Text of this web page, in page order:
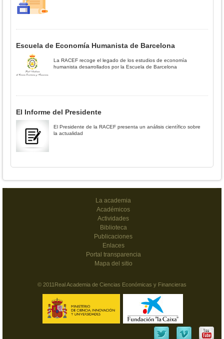
Escuela de Economía Humanista de Barcelona
La RACEF recoge el legado de los estudios de economía
humanista desarrollados por la Escuela de Barcelona
El Informe del Presidente
El Presidente de la RACEF presenta un análisis científico sobre
la actualidad
La academia
Académicos
Actividades
Biblioteca
Publicaciones
Enlaces
Portal transparencia
Mapa del sitio
© 2011Real Academia de Ciencias Económicas y Financieras